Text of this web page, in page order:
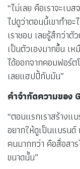
“ไม่เลย คือเราจะเบ
ไปดูว่าตอนนี้เขาทำอ
เราชอบ เลยรู้สึกว่าตั
เป็นตัวเองมากขึ้น เห
ได้ออกจากคอมฟอร์ต
เลยแฮปปี้กับมัน”
คำจำกัดความของ
“ตอนแรกเราสร้างแ
อยากให้ดูเป็นแบรนด์
คนมากกว่า คือสื่อสา
ขนาดนั้น”